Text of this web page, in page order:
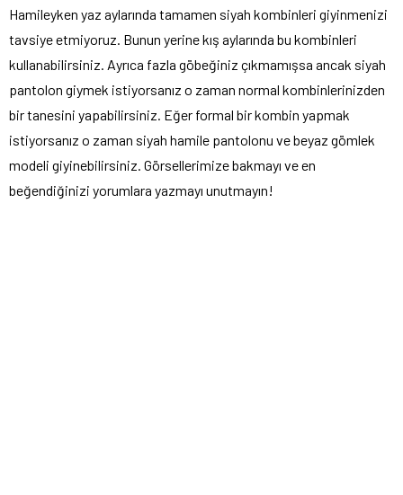
Hamileyken yaz aylarında tamamen siyah kombinleri giyinmenizi
tavsiye etmiyoruz. Bunun yerine kış aylarında bu kombinleri
kullanabilirsiniz. Ayrıca fazla göbeğiniz çıkmamışsa ancak siyah
pantolon giymek istiyorsanız o zaman normal kombinlerinizden
bir tanesini yapabilirsiniz. Eğer formal bir kombin yapmak
istiyorsanız o zaman siyah hamile pantolonu ve beyaz gömlek
modeli giyinebilirsiniz. Görsellerimize bakmayı ve en
beğendiğinizi yorumlara yazmayı unutmayın!